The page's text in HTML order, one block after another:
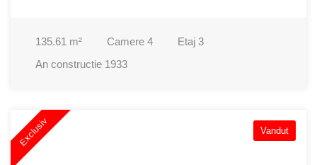
135.61 m² Camere 4 Etaj 3
An constructie 1933
Exclusiv Vandut